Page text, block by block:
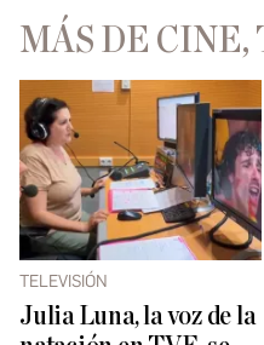
MÁS DE CINE,
TELEVISIÓN
Julia Luna, la voz de la